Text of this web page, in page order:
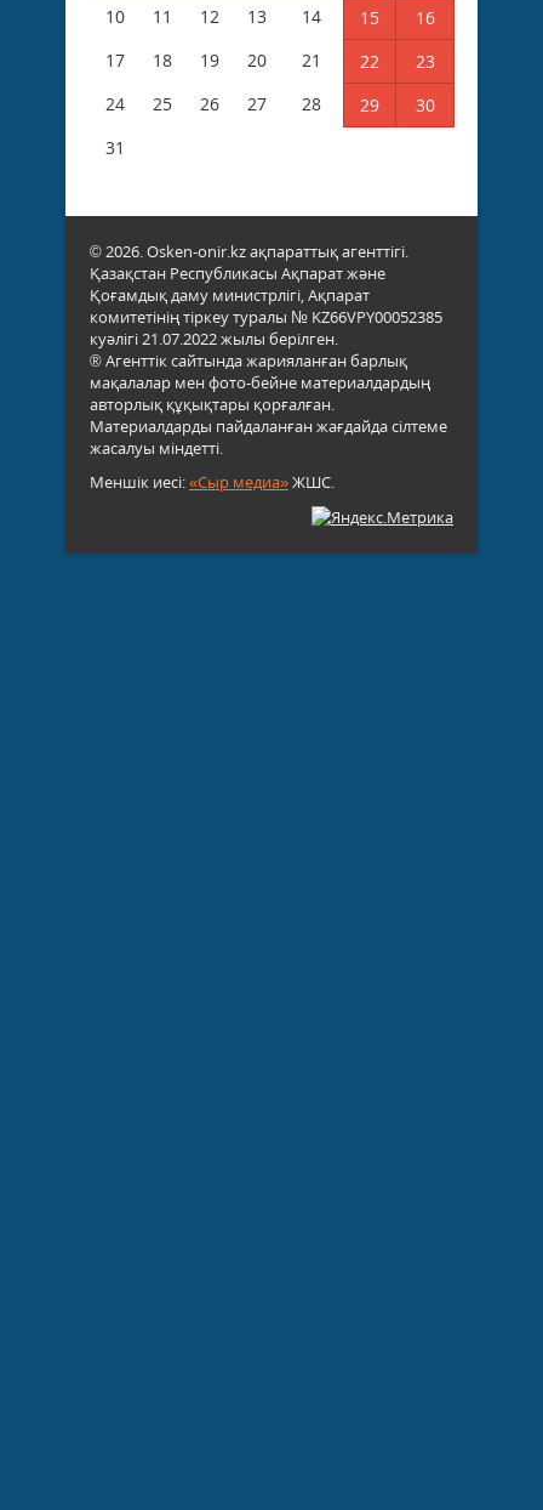
10
11 12 13 14 15
16
17
18 19 20 21 22
23
24
25 26 27 28 29
30
31
© 2026. Osken-onir.kz ақпараттық агенттігі.
Қазақстан Республикасы Ақпарат және
Қоғамдық даму министрлігі, Ақпарат
комитетінің тіркеу туралы № KZ66VPY00052385
куәлігі 21.07.2022 жылы берілген.
® Агенттік сайтында жарияланған барлық
мақалалар мен фото-бейне материалдардың
авторлық құқықтары қорғалған.
Материалдарды пайдаланған жағдайда сілтеме
жасалуы міндетті.
Меншік иесі:«Сыр медиа»ЖШС.